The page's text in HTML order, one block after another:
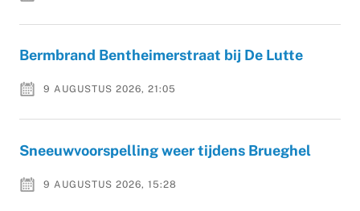
Bermbrand Bentheimerstraat bij De Lutte
9 AUGUSTUS 2026, 21:05
Sneeuwvoorspelling weer tijdens Brueghel
9 AUGUSTUS 2026, 15:28